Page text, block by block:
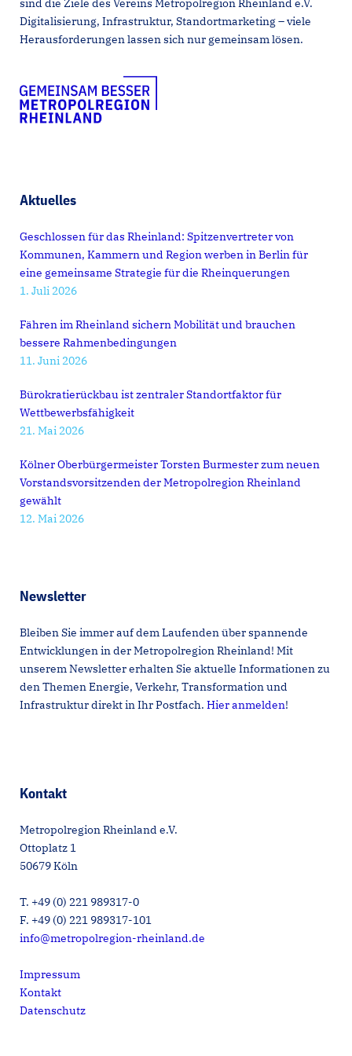
sind die Ziele des Vereins Metropolregion Rheinland e.V.
Digitalisierung, Infrastruktur, Standortmarketing – viele
Herausforderungen lassen sich nur gemeinsam lösen.
Aktuelles
Geschlossen für das Rheinland: Spitzenvertreter von
Kommunen, Kammern und Region werben in Berlin für
eine gemeinsame Strategie für die Rheinquerungen
1. Juli 2026
Fähren im Rheinland sichern Mobilität und brauchen
bessere Rahmenbedingungen
11. Juni 2026
Bürokratierückbau ist zentraler Standortfaktor für
Wettbewerbsfähigkeit
21. Mai 2026
Kölner Oberbürgermeister Torsten Burmester zum neuen
Vorstandsvorsitzenden der Metropolregion Rheinland
gewählt
12. Mai 2026
Newsletter
Bleiben Sie immer auf dem Laufenden über spannende
Entwicklungen in der Metropolregion Rheinland! Mit
unserem Newsletter erhalten Sie aktuelle Informationen zu
den Themen Energie, Verkehr, Transformation und
Infrastruktur direkt in Ihr Postfach. Hier anmelden!
Kontakt
Metropolregion Rheinland e.V.
Ottoplatz 1
50679 Köln
T. +49 (0) 221 989317-0
F. +49 (0) 221 989317-101
info@metropolregion-rheinland.de
Impressum
Kontakt
Datenschutz